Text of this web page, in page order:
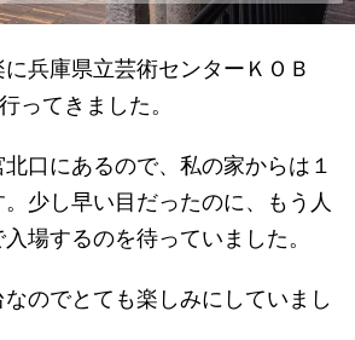
兵庫県立芸術センターＫＯＢ
ってきました。
口にあるので、私の家からは１
少し早い目だったのに、もう人
場するのを待っていました。
のでとても楽しみにしていまし